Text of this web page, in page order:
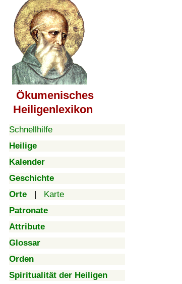
Ökumenisches
Heiligenlexikon
Schnellhilfe
Heilige
Kalender
Geschichte
Orte | Karte
Patronate
Attribute
Glossar
Orden
Spiritualität der Heiligen